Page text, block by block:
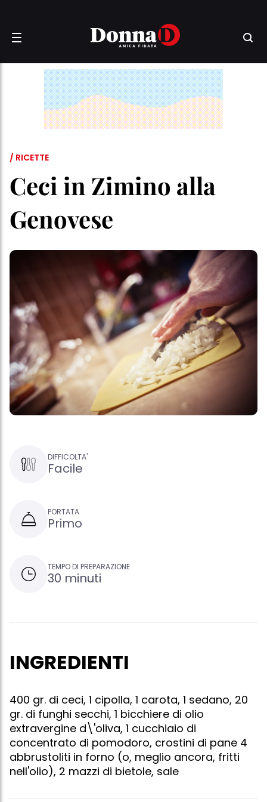
/ RICETTE
Ceci in Zimino alla
Genovese
DIFFICOLTA'
Facile
PORTATA
Primo
TEMPO DI PREPARAZIONE
30 minuti
INGREDIENTI
400 gr. di ceci, 1 cipolla, 1 carota, 1 sedano, 20
gr. di funghi secchi, 1 bicchiere di olio
extravergine d\'oliva, 1 cucchiaio di
concentrato di pomodoro, crostini di pane 4
abbrustoliti in forno (o, meglio ancora, fritti
nell'olio), 2 mazzi di bietole, sale